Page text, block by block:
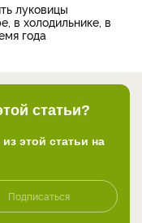
луковицы
в холодильнике, в
года
статьи?
этой статьи на
Подписаться